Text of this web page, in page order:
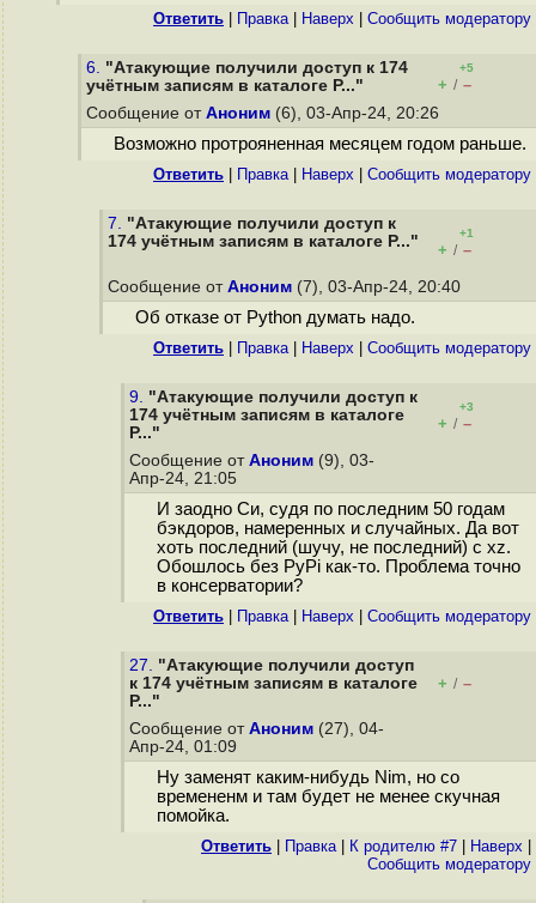
Ответить Правка| Наверх Cообщить модератору
6. "Атакующие получили доступ к 174
учётным записям в каталоге P..."
+5
+ / –
Сообщение от Аноним (6), 03-Апр-24, 20:26
Возможно протрояненная месяцем годом раньше.
Ответить Правка| Наверх Cообщить модератору
7. "Атакующие получили доступ к
174 учётным записям в каталоге P..."
+1
+ / –
Сообщение от Аноним (7), 03-Апр-24, 20:40
Об отказе от Python думать надо.
Ответить Правка| Наверх Cообщить модератору
9. "Атакующие получили доступ к
174 учётным записям в каталоге
P..."
+3
+ / –
Сообщение от Аноним (9), 03-
Апр-24, 21:05
И заодно Си, судя по последним 50 годам
бэкдоров, намеренных и случайных. Да вот
хоть последний (шучу, не последний) с xz.
Обошлось без PyPi как-то. Проблема точно
в консерватории?
Ответить Правка| Наверх Cообщить модератору
27. "Атакующие получили доступ
к 174 учётным записям в каталоге
P..."
+ / –
Сообщение от Аноним (27), 04-
Апр-24, 01:09
Ну заменят каким-нибудь Nim, но со
времененм и там будет не менее скучная
помойка.
Ответить Правка| К родителю #7 Наверх
Cообщить модератору